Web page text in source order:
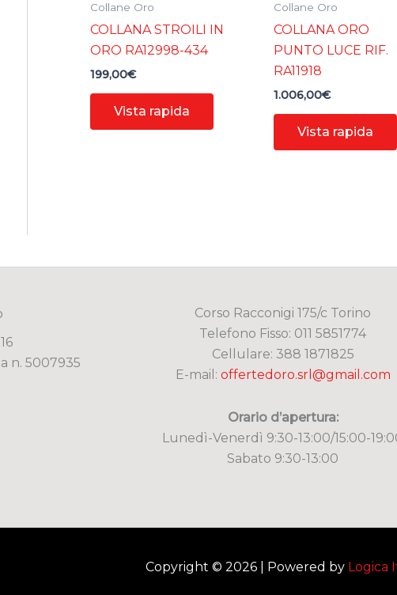
Collane Oro
COLLANA STROILI IN
ORO RA12998-434
199,00€
Vista rapida
Collane Oro
COLLANA ORO
PUNTO LUCE RIF.
RA11918
1.006,00€
Vista rapida
n. 5007935
Corso Racconigi 175/c Torino
Telefono Fisso: 011 5851774
Cellulare: 388 1871825
E-mail: offertedoro.srl@gmail.com
Orario d’apertura:
Lunedì-Venerdì 9:30-13:00/15:00-
Sabato 9:30-13:00
Copyright © 2026 | Powered by Logica